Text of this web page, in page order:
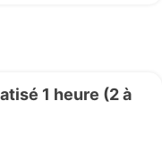
1 heure (2 à